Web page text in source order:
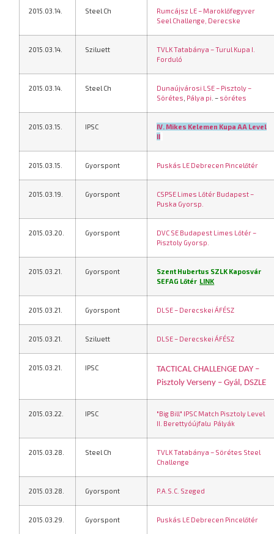
2015.03.14. Steel Ch
Rumcájsz LE – Maroklőfegyver
Seel Challenge, Derecske
2015.03.14. Sziluett
TVLK Tatabánya – Turul Kupa I.
Forduló
2015.03.14. Steel Ch
Dunaújvárosi LSE – Pisztoly –
Sörétes Pálya pi . – sörétes
2015.03.15. IPSC
IV. Mikes Kelemen Kupa AA Level
II
2015.03.15. Gyorspont Puskás LE Debrecen Pincelőtér
2015.03.19. Gyorspont
CSPSE Limes Lőtér Budapest –
Puska Gyorsp.
2015.03.20. Gyorspont
DVC SE Budapest Limes Lőtér –
Pisztoly Gyorsp.
2015.03.21. Gyorspont
Szent Hubertus SZLK Kaposvár
SEFAG Lőtér LINK
2015.03.21. Gyorspont DLSE – Derecskei ÁFÉSZ
2015.03.21. Sziluett DLSE – Derecskei ÁFÉSZ
2015.03.21. IPSC
TACTICAL CHALLENGE DAY –
Pisztoly Verseny – Gyál, DSZLE
2015.03.22. IPSC
"Big Bill" IPSC Match Pisztoly Level
II. Berettyóújfalu Pályák
2015.03.28. Steel Ch
TVLK Tatabánya – Sörétes Steel
Challenge
2015.03.28. Gyorspont P.A.S.C. Szeged
2015.03.29. Gyorspont Puskás LE Debrecen Pincelőtér